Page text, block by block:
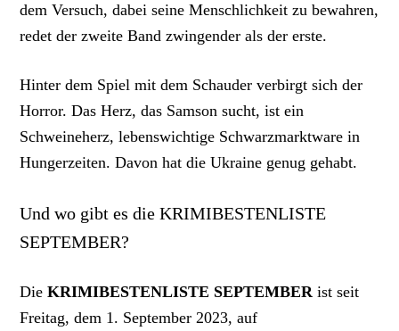
dem Versuch, dabei seine Menschlichkeit zu bewahren,
redet der zweite Band zwingender als der erste.
Hinter dem Spiel mit dem Schauder verbirgt sich der
Horror. Das Herz, das Samson sucht, ist ein
Schweineherz, lebenswichtige Schwarzmarktware in
Hungerzeiten. Davon hat die Ukraine genug gehabt.
Und wo gibt es die KRIMIBESTENLISTE
SEPTEMBER?
DieKRIMIBESTENLISTE SEPTEMBERist seit
Freitag, dem 1. September 2023, auf